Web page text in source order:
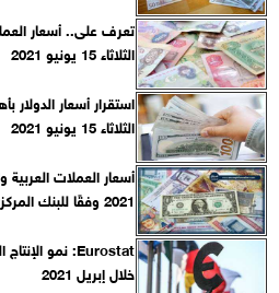
تعرف على.. أسعار
الثلاثاء 15 يونيو 2021
استقرار أسعار
الثلاثاء 15 يونيو 2021
2021 وفقًا للبنك المركزي‎
خلال إبريل 2021